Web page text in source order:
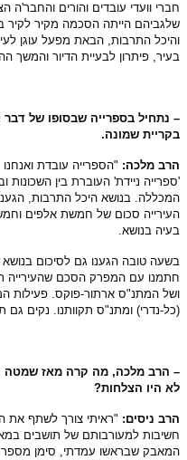
וועדי עובדים והורים והחבר'ה
הייתה הסכמה מקיר לקיר
התרבות, הבאת מפעל עוגן לעיר
פיתרון לבעיית הדיור והמשך
נתחיל בספרייה שבסופו של דבר
שמונה.
מלכה:"הספרייה עובדת ואנחנו
ניידת' העוברת בין השכונות
בנושא היכל התרבות, הגענו
סכום של חמשת אלפים וחמש
בנושא.
טובה הגענו גם לסיכום בנושא
עם המפרק הסכם שהעירייה
המתנ"ס ארתור-פוקס. פעילות
נדרי) ומתנ"ס תקוותנו. נקים גם
הרב מלכה, מה קרה מאז שמטה
היו הצלחות?
ניסים:"ראיתי צורך לשתף את
למעורבותם של תושבים
שבראשו עמדתי, סימן מספר